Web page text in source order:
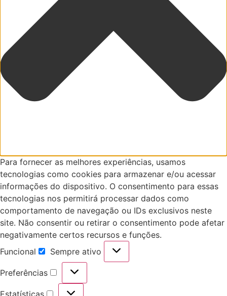
Para fornecer as melhores experiências, usamos
tecnologias como cookies para armazenar e/ou acessar
informações do dispositivo. O consentimento para essas
tecnologias nos permitirá processar dados como
comportamento de navegação ou IDs exclusivos neste
site. Não consentir ou retirar o consentimento pode afetar
negativamente certos recursos e funções.
Funcional
Funcional
Sempre ativo
Preferências
Preferências
Estatísticas